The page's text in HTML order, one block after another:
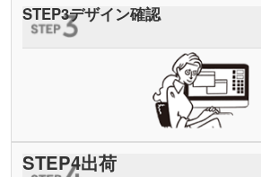
STEP3デザイン確認
STEP4出荷